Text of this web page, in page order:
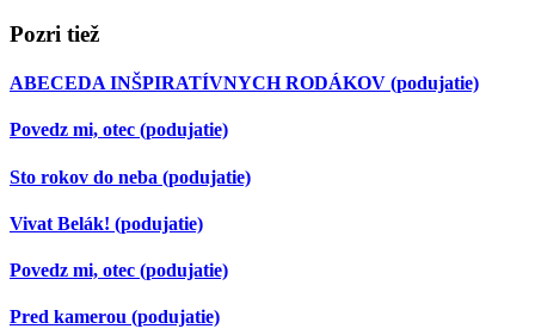
Pozri tiež
ABECEDA INŠPIRATÍVNYCH RODÁKOV (podujatie)
Povedz mi, otec (podujatie)
Sto rokov do neba (podujatie)
Vivat Belák! (podujatie)
Povedz mi, otec (podujatie)
Pred kamerou (podujatie)